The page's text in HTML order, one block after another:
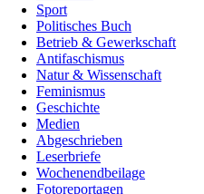
Sport
Politisches Buch
Betrieb & Gewerkschaft
Antifaschismus
Natur & Wissenschaft
Feminismus
Geschichte
Medien
Abgeschrieben
Leserbriefe
Wochenendbeilage
Fotoreportagen